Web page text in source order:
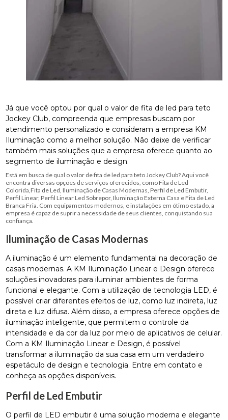
Já que você optou por qual o valor de fita de led para teto
Jockey Club, compreenda que empresas buscam por
atendimento personalizado e consideram a empresa KM
Iluminação como a melhor solução. Não deixe de verificar
também mais soluções que a empresa oferece quanto ao
segmento de iluminação e design.
Está em busca de qual o valor de fita de led para teto Jockey Club? Aqui você
encontra diversas opções de serviços oferecidos, como Fita de Led
Colorida,Fita de Led, Iluminação de Casas Modernas, Perfil de Led Embutir,
Perfil Linear, Perfil Linear Led Sobrepor, Iluminação Externa Casa e Fita de Led
Branca Fria. Com equipamentos modernos, e instalações em ótimo estado, a
empresa é capaz de suprir a necessidade de seus clientes, conquistando sua
confiança.
Iluminação de Casas Modernas
A iluminação é um elemento fundamental na decoração de
casas modernas. A KM Iluminação Linear e Design oferece
soluções inovadoras para iluminar ambientes de forma
funcional e elegante. Com a utilização de tecnologia LED, é
possível criar diferentes efeitos de luz, como luz indireta, luz
direta e luz difusa. Além disso, a empresa oferece opções de
iluminação inteligente, que permitem o controle da
intensidade e da cor da luz por meio de aplicativos de celular.
Com a KM Iluminação Linear e Design, é possível
transformar a iluminação da sua casa em um verdadeiro
espetáculo de design e tecnologia. Entre em contato e
conheça as opções disponíveis.
Perfil de Led Embutir
O perfil de LED embutir é uma solução moderna e elegante